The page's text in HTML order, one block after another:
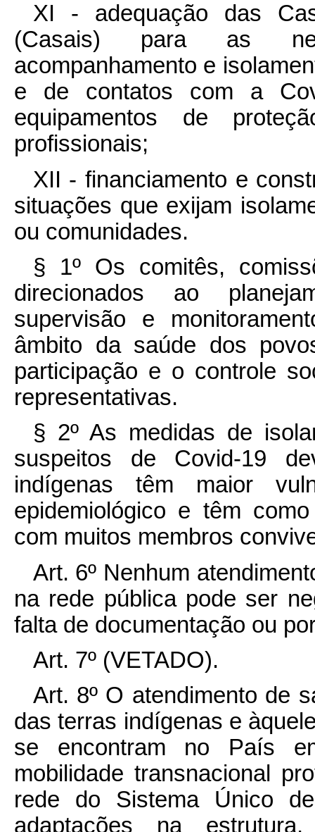
XI - adequação das
(Casais) para as
acompanhamento e
e de contatos com a
equipamentos de
profissionais;
XII - financiamento e
situações que exijam
ou comunidades.
§ 1º Os comitês,
direcionados ao
supervisão e
âmbito da saúde dos
participação e o controle
representativas.
§ 2º As medidas de
suspeitos de Covid-19
indígenas têm maior
epidemiológico e têm
com muitos membros
Art. 6º Nenhum
na rede pública pode ser
falta de documentação ou
Art. 7º (VETADO).
Art. 8º O atendimento de
das terras indígenas e
se encontram no País
mobilidade transnacional
rede do Sistema Único
adaptações na